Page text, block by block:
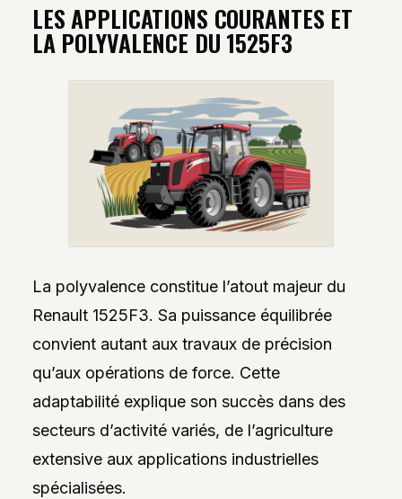
LES APPLICATIONS COURANTES ET
LA POLYVALENCE DU 1525F3
La polyvalence constitue l’atout majeur du
Renault 1525F3. Sa puissance équilibrée
convient autant aux travaux de précision
qu’aux opérations de force. Cette
adaptabilité explique son succès dans des
secteurs d’activité variés, de l’agriculture
extensive aux applications industrielles
spécialisées.